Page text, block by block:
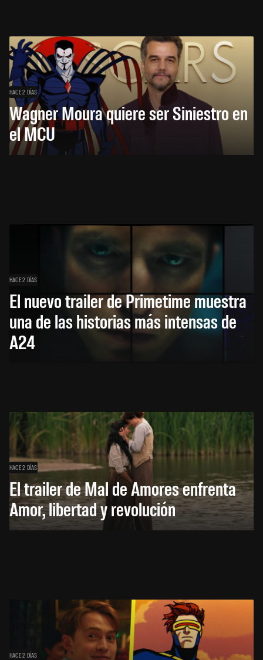
HACE 2 DÍAS
Wagner Moura quiere ser Siniestro en
el MCU
HACE 2 DÍAS
El nuevo trailer de Primetime muestra
una de las historias más intensas de
A24
HACE 2 DÍAS
El trailer de Mal de Amores enfrenta
Amor, libertad y revolución
HACE 2 DÍAS